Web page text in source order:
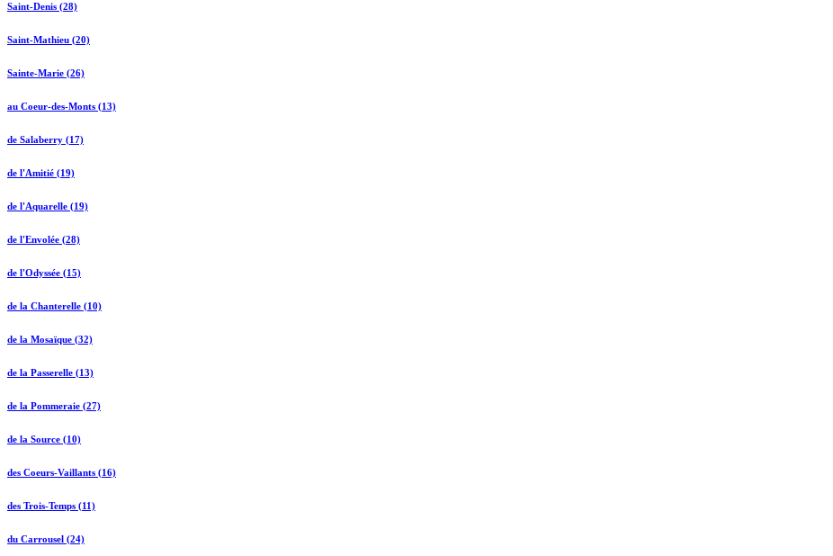
Saint-Denis (28)
Saint-Mathieu (20)
Sainte-Marie (26)
au Coeur-des-Monts (13)
de Salaberry (17)
de l'Amitié (19)
de l'Aquarelle (19)
de l'Envolée (28)
de l'Odyssée (15)
de la Chanterelle (10)
de la Mosaïque (32)
de la Passerelle (13)
de la Pommeraie (27)
de la Source (10)
des Coeurs-Vaillants (16)
des Trois-Temps (11)
du Carrousel (24)